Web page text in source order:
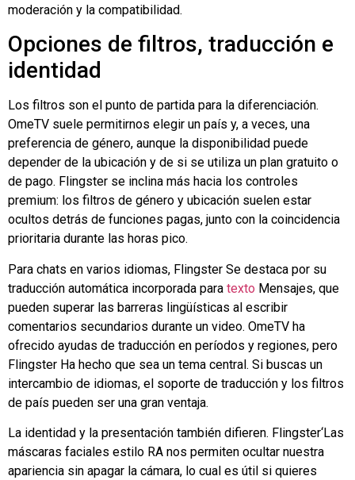
moderación y la compatibilidad.
Opciones de filtros, traducción e
identidad
Los filtros son el punto de partida para la diferenciación.
OmeTV suele permitirnos elegir un país y, a veces, una
preferencia de género, aunque la disponibilidad puede
depender de la ubicación y de si se utiliza un plan gratuito o
de pago. Flingster se inclina más hacia los controles
premium: los filtros de género y ubicación suelen estar
ocultos detrás de funciones pagas, junto con la coincidencia
prioritaria durante las horas pico.
Para chats en varios idiomas, Flingster Se destaca por su
traducción automática incorporada para texto Mensajes, que
pueden superar las barreras lingüísticas al escribir
comentarios secundarios durante un video. OmeTV ha
ofrecido ayudas de traducción en períodos y regiones, pero
Flingster Ha hecho que sea un tema central. Si buscas un
intercambio de idiomas, el soporte de traducción y los filtros
de país pueden ser una gran ventaja.
La identidad y la presentación también difieren. Flingster‘Las
máscaras faciales estilo RA nos permiten ocultar nuestra
apariencia sin apagar la cámara, lo cual es útil si quieres